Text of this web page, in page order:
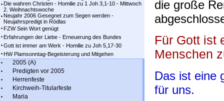
Die wahren Christen - Homilie zu 1 Joh 3,1-10 - Mittwoch
2. Weihnachtswoche
Neujahr 2006 Gesegnet zum Segen werden -
Neujahrspredigt in Rödlas
FZW Sein Wort genügt
Erfahrungen der Liebe - Erneuerung des Bundes
Gott ist immer am Werk - Homilie zu Joh 5,17-30
HW Plamsonntag-Begeisterung und Mitgehen
2005 (A)
Predigten vor 2005
Herrenfeste
Kirchweih-Titularfeste
Maria
die große
Für Gott ist
Menschen
Das ist eine
für uns.